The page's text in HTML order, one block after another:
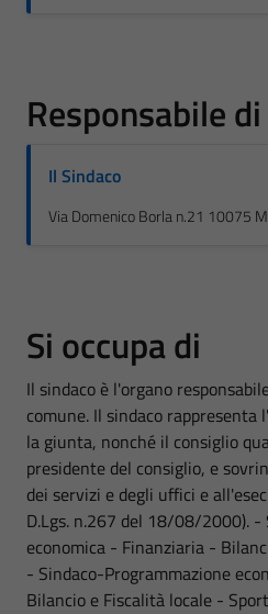
Responsabile di
Il Sindaco
Via Domenico Borla n.21 10075
Si occupa di
Il sindaco è l'organo
comune. Il sindaco rappresenta
la giunta, nonché il consiglio
presidente del consiglio, e
dei servizi e degli uffici e
D.Lgs. n.267 del 18/08/2000).
economica - Finanziaria -
- Sindaco-Programmazione
Bilancio e Fiscalità locale -